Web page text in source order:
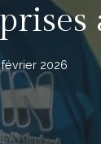
2026